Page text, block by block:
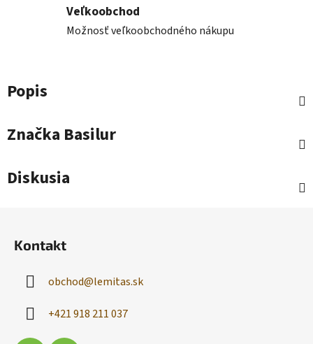
Veľkoobchod
Možnosť veľkoobchodného nákupu
Popis
Značka Basilur
Diskusia
Kontakt
obchod@lemitas.sk
+421 918 211 037